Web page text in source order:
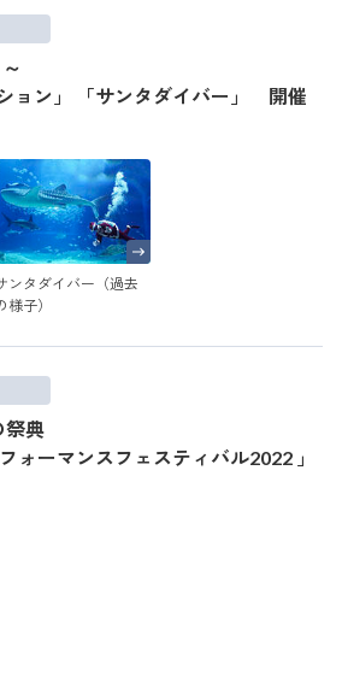
ョン」 「サンタダイバー」 開催
ンタダイバー（過去
様子）
典
ォーマンスフェスティバル2022 」